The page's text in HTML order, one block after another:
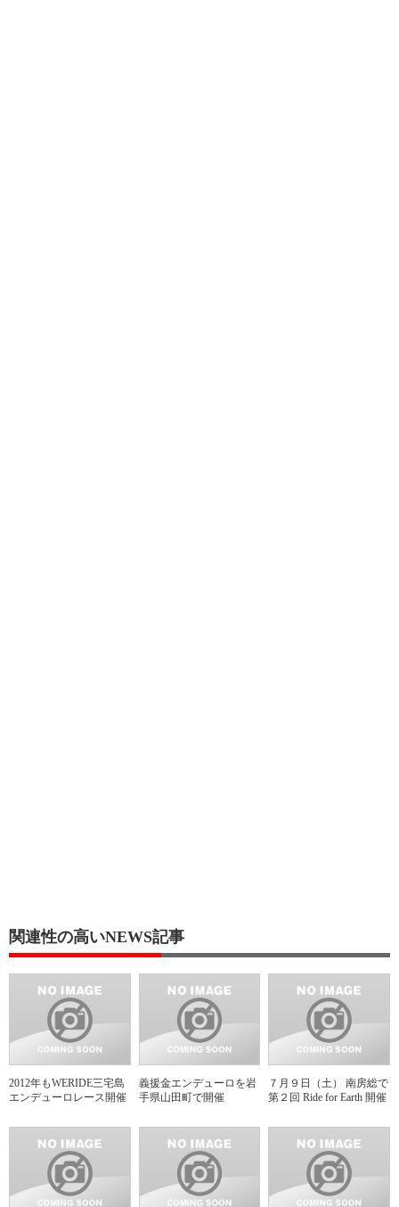
関連性の高いNEWS記事
2012年もWERIDE三宅島
エンデューロレース開催
義援金エンデューロを岩
手県山田町で開催
７月９日（土） 南房総で
第２回 Ride for Earth 開催